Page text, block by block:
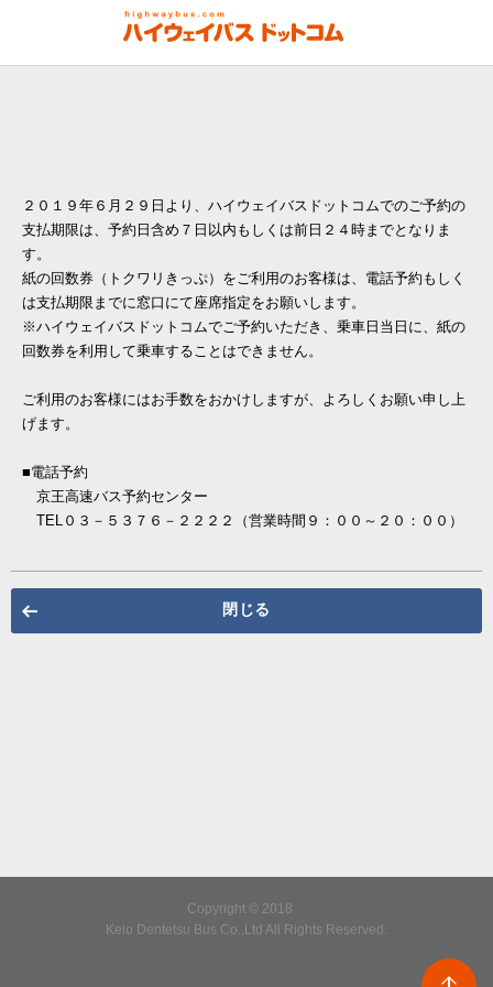
２０１９年６月２９日より、ハイウェイバスドットコムでのご予約の
支払期限は、予約日含め７日以内もしくは前日２４時までとなりま
す。
紙の回数券（トクワリきっぷ）をご利用のお客様は、電話予約もしく
は支払期限までに窓口にて座席指定をお願いします。
※ハイウェイバスドットコムでご予約いただき、乗車日当日に、紙の
回数券を利用して乗車することはできません。
ご利用のお客様にはお手数をおかけしますが、よろしくお願い申し上
げます。
■電話予約
京王高速バス予約センター
TEL０３－５３７６－２２２２（営業時間９：００～２０：００）
閉じる
Copyright © 2018
Keio Dentetsu Bus Co.,Ltd All Rights Reserved.